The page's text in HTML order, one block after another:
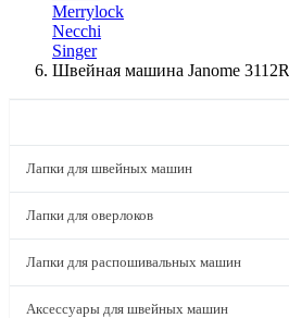
Merrylock
Necchi
Singer
Швейная машина Janome 3112R
Лапки для швейных машин
Лапки для оверлоков
Лапки для распошивальных машин
Аксессуары для швейных машин